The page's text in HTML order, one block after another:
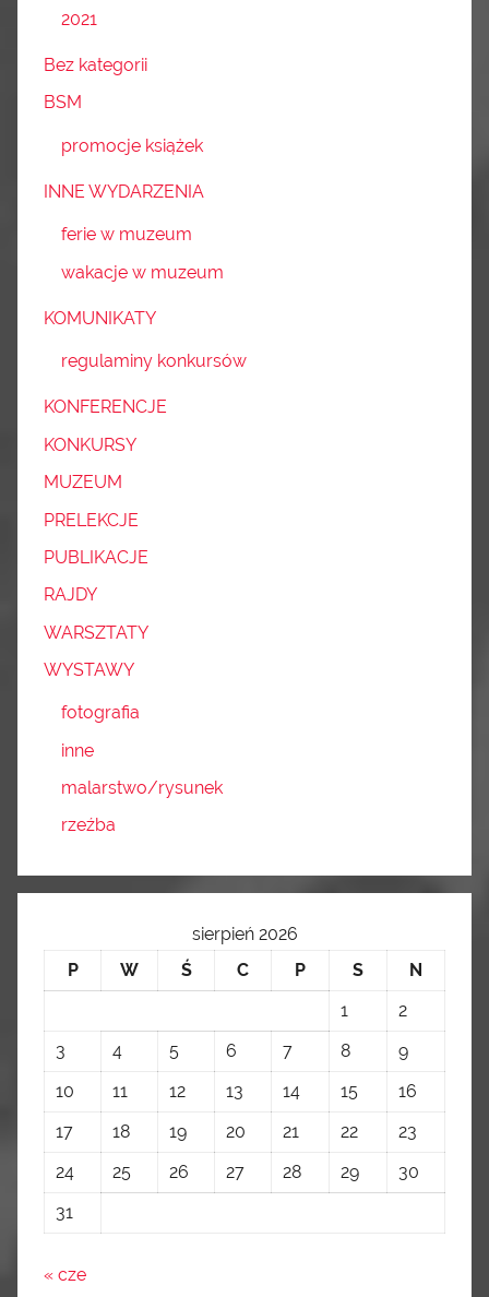
2021
Bez kategorii
BSM
promocje książek
INNE WYDARZENIA
ferie w muzeum
wakacje w muzeum
KOMUNIKATY
regulaminy konkursów
KONFERENCJE
KONKURSY
MUZEUM
PRELEKCJE
PUBLIKACJE
RAJDY
WARSZTATY
WYSTAWY
fotografia
inne
malarstwo/rysunek
rzeźba
sierpień 2026
P
W Ś C P S
N
1
2
3
4 5 6 7 8
9
10
11 12 13 14 15
16
17
18 19 20 21 22
23
24
25 26 27 28 29
30
31
« cze